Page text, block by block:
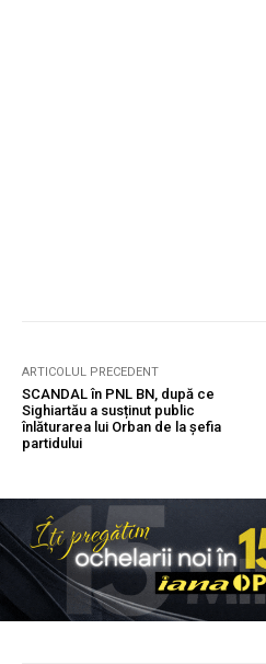
ARTICOLUL PRECEDENT
SCANDAL în PNL BN, după ce
Sighiartău a susținut public
înlăturarea lui Orban de la șefia
partidului